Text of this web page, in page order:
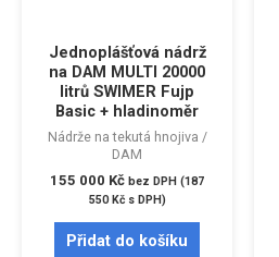
Jednoplášťová nádrž
na DAM MULTI 20000
litrů SWIMER Fujp
Basic + hladinoměr
Nádrže na tekutá hnojiva /
DAM
155 000 Kč bez DPH (187
550Kčs DPH)
Přidat do košíku